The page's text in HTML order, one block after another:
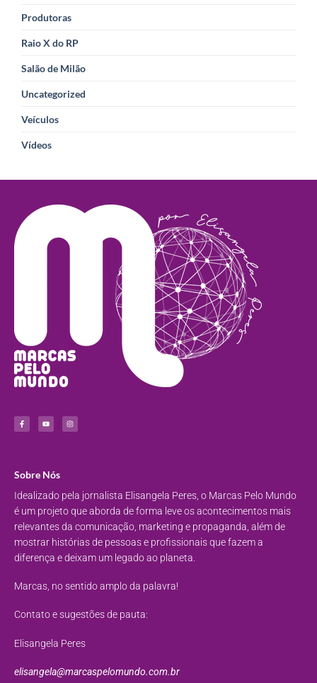
Produtoras
Raio X do RP
Salão de Milão
Uncategorized
Veículos
Vídeos
Sobre Nós
Idealizado pela jornalista Elisangela Peres, o Marcas Pelo Mundo
é um projeto que aborda de forma leve os acontecimentos mais
relevantes da comunicação, marketing e propaganda, além de
mostrar histórias de pessoas e profissionais que fazem a
diferença e deixam um legado ao planeta.
Marcas, no sentido amplo da palavra!
Contato e sugestões de pauta:
Elisangela Peres
elisangela@marcaspelomundo.com.br